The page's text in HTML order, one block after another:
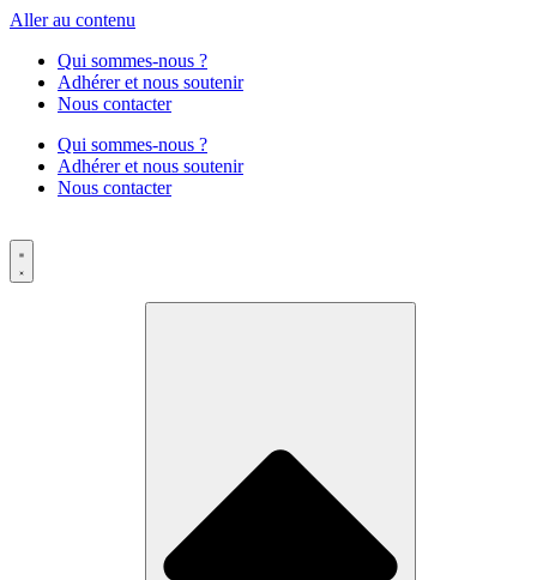
Aller au contenu
Qui sommes-nous ?
Adhérer et nous soutenir
Nous contacter
Qui sommes-nous ?
Adhérer et nous soutenir
Nous contacter